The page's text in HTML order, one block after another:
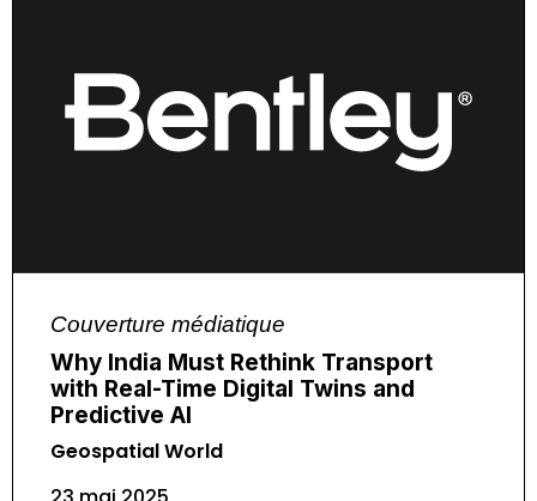
Couverture médiatique
Why India Must Rethink Transport
with Real-Time Digital Twins and
Predictive AI
Geospatial World